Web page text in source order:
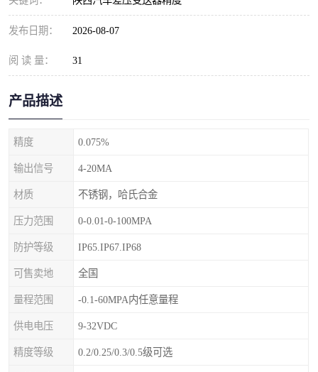
发布日期： 2026-08-07
阅 读 量： 31
产品描述
精度 0.075%
输出信号 4-20MA
材质 不锈钢，哈氏合金
压力范围 0-0.01-0-100MPA
防护等级 IP65.IP67.IP68
可售卖地 全国
量程范围 -0.1-60MPA内任意量程
供电电压 9-32VDC
精度等级 0.2/0.25/0.3/0.5级可选